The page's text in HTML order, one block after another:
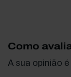
Como
A sua opinião